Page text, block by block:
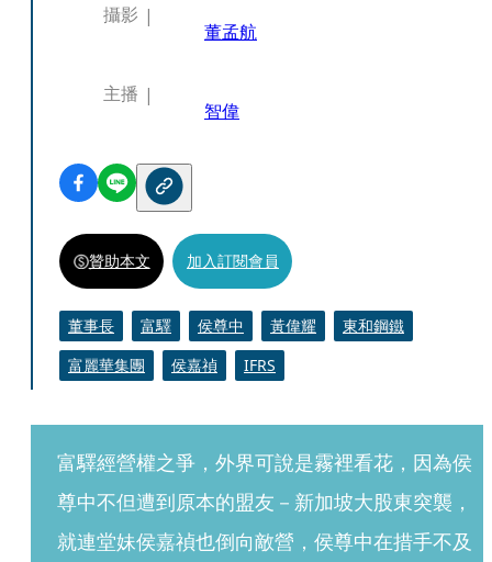
攝影
董孟航
主播
智偉
贊助本文 加入訂閱會員
董事長 富驛 侯尊中 黃偉耀
東和鋼鐵
富麗華集團
侯嘉禎 IFRS
富驛經營權之爭，外界可說是霧裡看花，因為侯
尊中不但遭到原本的盟友－新加坡大股東突襲，
就連堂妹侯嘉禎也倒向敵營，侯尊中在措手不及